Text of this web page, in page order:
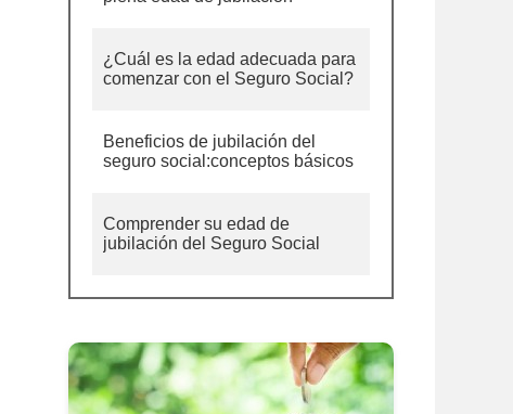
¿Cuál es la edad adecuada para
comenzar con el Seguro Social?
Beneficios de jubilación del
seguro social:conceptos básicos
Comprender su edad de
jubilación del Seguro Social